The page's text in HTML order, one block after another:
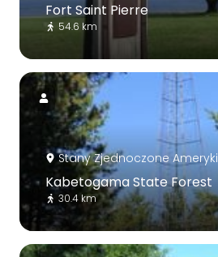
Fort Saint Pierre
54.6 km
Stany Zjednoczone Ameryki
Kabetogama State Forest
30.4 km